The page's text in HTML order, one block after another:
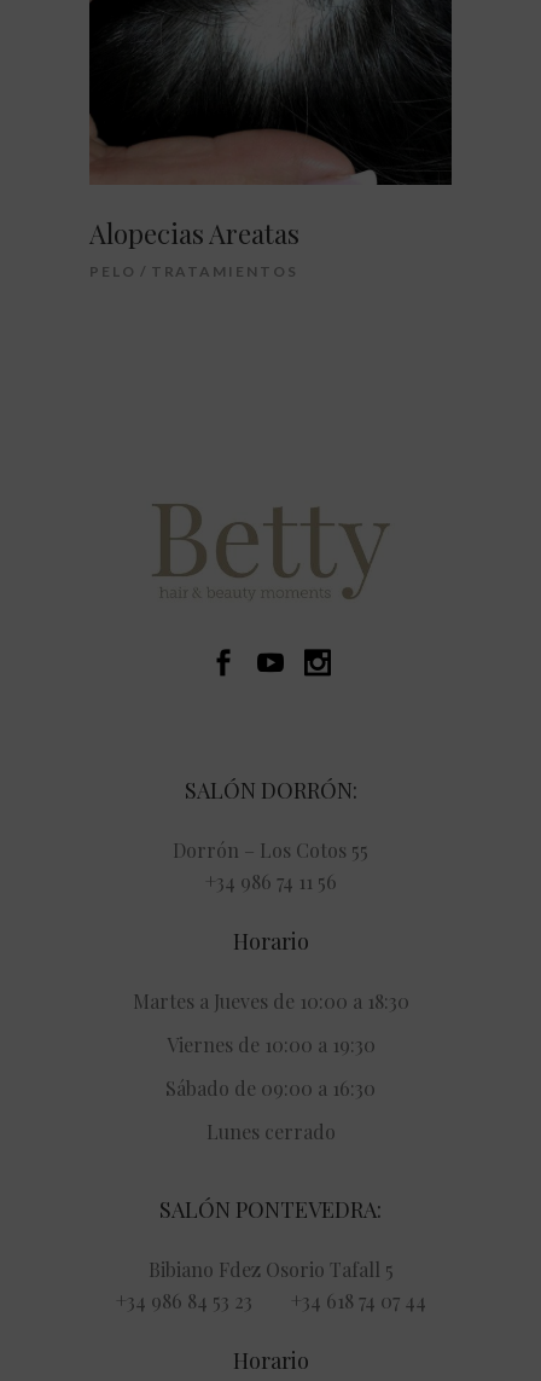
Alopecias Areatas
PELO TRATAMIENTOS
SALÓN DORRÓN:
Dorrón – Los Cotos 55
+34 986 74 11 56
Horario
Martes a Jueves de 10:00 a 18:30
Viernes de 10:00 a 19:30
Sábado de 09:00 a 16:30
Lunes cerrado
SALÓN PONTEVEDRA:
Bibiano Fdez Osorio Tafall 5
+34 986 84 53 23 +34 618 74 07 44
Horario